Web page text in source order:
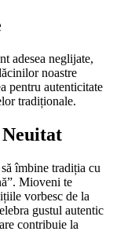
adesea neglijate,
noastre
pentru autenticitate
tradiționale.
îmbine tradiția cu
Mioveni te
vorbesc de la
gustul autentic
contribuie la